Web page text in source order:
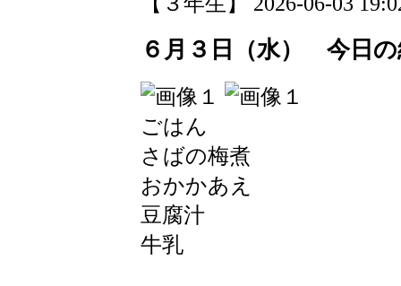
６月３日（水） 今日の
ごはん
さばの梅煮
おかかあえ
豆腐汁
牛乳